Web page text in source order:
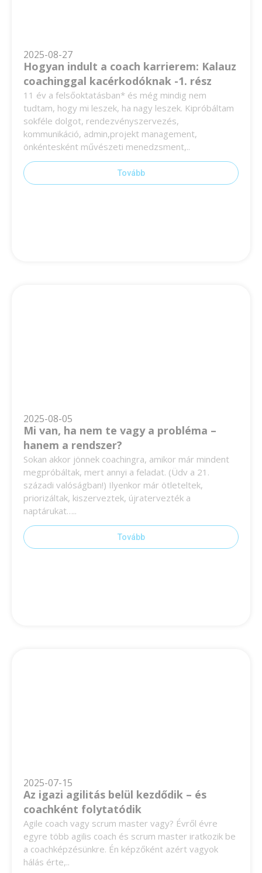
2025-08-27
Hogyan indult a coach karrierem: Kalauz
coachinggal kacérkodóknak -1. rész
11 év a felsőoktatásban* és még mindig nem
tudtam, hogy mi leszek, ha nagy leszek. Kipróbáltam
sokféle dolgot, rendezvényszervezés,
kommunikáció, admin,projekt management,
önkéntesként művészeti menedzsment,..
Tovább
2025-08-05
Mi van, ha nem te vagy a probléma –
hanem a rendszer?
Sokan akkor jönnek coachingra, amikor már mindent
megpróbáltak, mert annyi a feladat. (Üdv a 21.
századi valóságban!) Ilyenkor már ötleteltek,
priorizáltak, kiszerveztek, újratervezték a
naptárukat…..
Tovább
2025-07-15
Az igazi agilitás belül kezdődik – és
coachként folytatódik
Agile coach vagy scrum master vagy? Évről évre
egyre több agilis coach és scrum master iratkozik be
a coachképzésünkre. Én képzőként azért vagyok
hálás érte,..